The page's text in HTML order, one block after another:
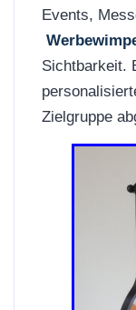
Events,
Sichtbarkeit.
Zielgruppe